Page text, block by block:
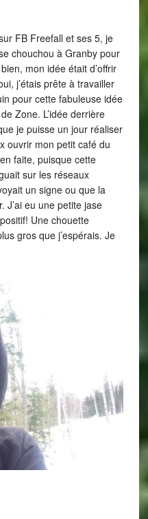
FB Freefall et ses 5, je
chouchou à Granby pour
mon idée était d’offrir
j’étais prête à travailler
pour cette fabuleuse idée
Zone. L’idée derrière
je puisse un jour réaliser
ouvrir mon petit café du
faite, puisque cette
sur les réseaux
un signe ou que la
J’ai eu une petite jase
Une chouette
gros que j’espérais. Je